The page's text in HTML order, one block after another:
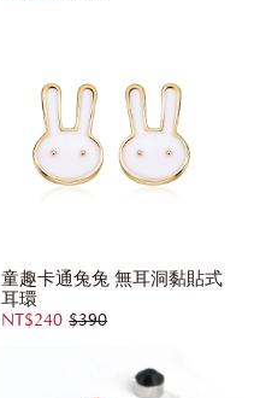
童趣卡通兔兔 無耳洞黏貼式
耳環
NT$240 $390